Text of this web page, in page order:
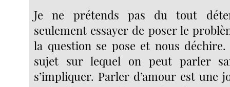
Je ne prétends pas du tout
seulement essayer de poser le
la question se pose et nous déchire.
sujet sur lequel on peut parler
s’impliquer. Parler d’amour est une